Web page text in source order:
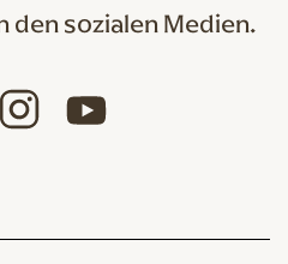
den sozialen Medien.